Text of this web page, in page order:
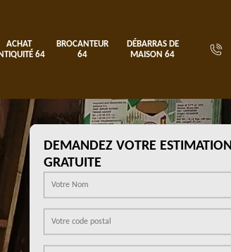
ACHAT
64
BROCANTEUR
64
DÉBARRAS DE
MAISON 64
DEMANDEZ VOTRE ESTIMATION
GRATUITE